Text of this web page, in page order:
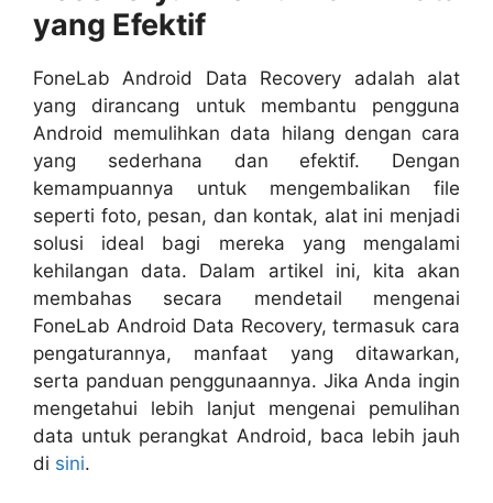
yang Efektif
FoneLab Android Data Recovery adalah alat
yang dirancang untuk membantu pengguna
Android memulihkan data hilang dengan cara
yang sederhana dan efektif. Dengan
kemampuannya untuk mengembalikan file
seperti foto, pesan, dan kontak, alat ini menjadi
solusi ideal bagi mereka yang mengalami
kehilangan data. Dalam artikel ini, kita akan
membahas secara mendetail mengenai
FoneLab Android Data Recovery, termasuk cara
pengaturannya, manfaat yang ditawarkan,
serta panduan penggunaannya. Jika Anda ingin
mengetahui lebih lanjut mengenai pemulihan
data untuk perangkat Android, baca lebih jauh
di sini.